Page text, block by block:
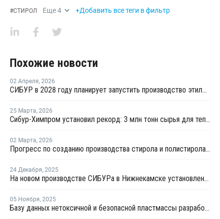
#СТИРОЛ Еще4 +Добавить все теги в фильтр
Похожие новости
02 Апреля, 2026
СИБУР в 2028 году планирует запустить производство этилбензола, полистирола на НКНХ
25 Марта, 2026
Сибур-Химпром установил рекорд: 3 млн тонн сырья для теплых домов и упаковки
02 Марта, 2026
Прогресс по созданию производства стирола и полистирола в Нижнекамске превысил 45%
24 Декабря, 2025
На новом производстве СИБУРа в Нижнекамске установлена основная технологическая колонна
05 Ноября, 2025
Базу данных нетоксичной и безопасной пластмассы разработали ученые ПГУ